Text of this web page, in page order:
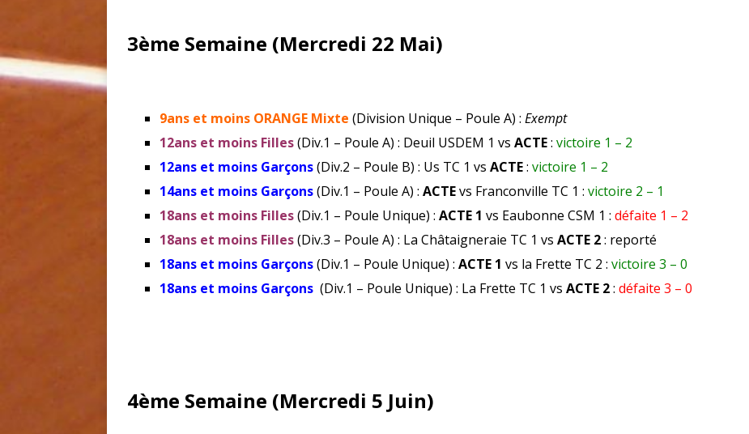
3ème Semaine (Mercredi 22 Mai)
9ans et moins ORANGE Mixte (Division Unique – Poule A) : Exempt
12ans et moins Filles(Div.1 – Poule A) : Deuil USDEM 1 vs ACTE: victoire 1 – 2
12ans et moins Garçons(Div.2 – Poule B) : Us TC 1 vs ACTE: victoire 1 – 2
14ans et moins Garçons(Div.1 – Poule A) : ACTEvs Franconville TC 1 : victoire 2 – 1
18ans et moins Filles(Div.1 – Poule Unique) : ACTE 1 vs Eaubonne CSM 1 : défaite 1 – 2
18ans et moins Filles(Div.3 – Poule A) : La Châtaigneraie TC 1 vs ACTE 2: reporté
18ans et moins Garçons(Div.1 – Poule Unique) : ACTE 1 vs la Frette TC 2 : victoire 3 – 0
18ans et moins Garçons (Div.1 – Poule Unique) : La Frette TC 1 vs ACTE 2: défaite 3 – 0
4ème Semaine (Mercredi 5 Juin)